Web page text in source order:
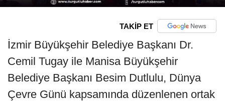
TAKİP ET
İzmir Büyükşehir Belediye Başkanı Dr.
Cemil Tugay ile Manisa Büyükşehir
Belediye Başkanı Besim Dutlulu, Dünya
Çevre Günü kapsamında düzenlenen ortak